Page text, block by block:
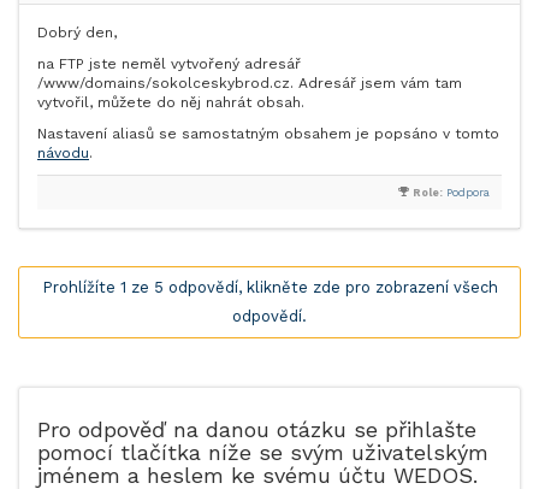
Dobrý den,
na FTP jste neměl vytvořený adresář
/www/domains/sokolceskybrod.cz. Adresář jsem vám tam
vytvořil, můžete do něj nahrát obsah.
Nastavení aliasů se samostatným obsahem je popsáno v tomto
návodu.
Role: Podpora
Prohlížíte 1 ze 5 odpovědí, klikněte zde pro zobrazení všech
odpovědí.
Pro odpověď na danou otázku se přihlašte
pomocí tlačítka níže se svým uživatelským
jménem a heslem ke svému účtu WEDOS.